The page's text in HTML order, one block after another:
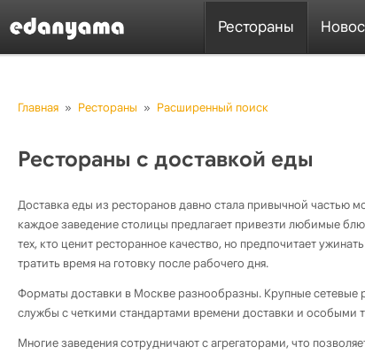
Рестораны
Главная » Рестораны » Расширенный поиск
Рестораны с доставкой еды
Доставка еды из ресторанов давно стала привычной частью
каждое заведение столицы предлагает привезти любимые
тех, кто ценит ресторанное качество, но предпочитает
тратить время на готовку после рабочего дня.
Форматы доставки в Москве разнообразны. Крупные сетевые
службы с четкими стандартами времени доставки и особыми
Многие заведения сотрудничают с агрегаторами, что